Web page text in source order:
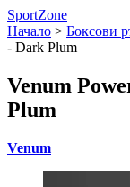
SportZone
Начало > Боксови
- Dark Plum
Venum
Plum
Venum